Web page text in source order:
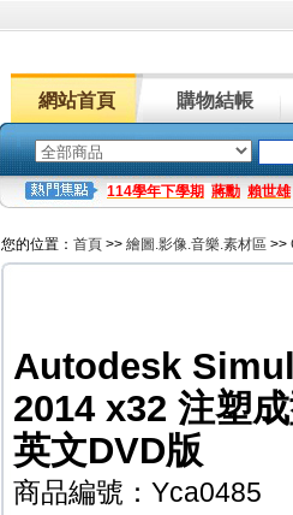
網站首頁 購物結帳
114學年下學期 蔣勳 賴世雄
您的位置： 首頁 >> 繪圖.影像.音樂.素材區 >>
Autodesk
2014 x32 注塑
英文DVD版
商品編號：Yca0485